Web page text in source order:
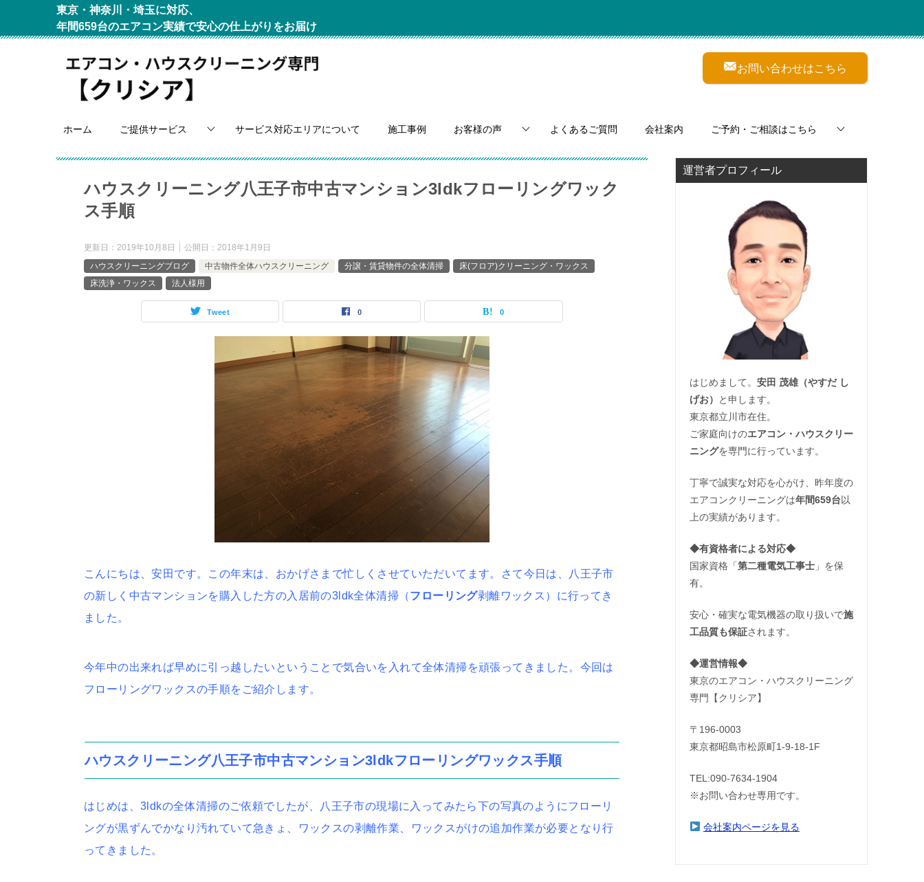
東京・神奈川・埼玉に対応、
年間659台のエアコン実績で安心の仕上がりをお届け
お問い合わせはこちら
ホーム ご提供サービス サービス対応エリアについて 施工事例 お客様の声 よくあるご質問 会社案内 ご予約・ご相談はこちら
ハウスクリーニング八王子市中古マンション3ldkフローリングワック
ス手順
更新日： 2019年10月8日 公開日： 2018年1月9日
ハウスクリーニングブログ
中古物件全体ハウスクリーニング 分譲・賃貸物件の全体清掃
床(フロア)クリーニング・ワックス
床洗浄・ワックス
法人様用
Tweet 0 0
こんにちは、安田です。この年末は、おかげさまで忙しくさせていただいてます。さて今日は、八王子市
の新しく中古マンションを購入した方の入居前の3ldk全体清掃（フローリング剥離ワックス）に行ってき
ました。
今年中の出来れば早めに引っ越したいということで気合いを入れて全体清掃を頑張ってきました。今回は
フローリングワックスの手順をご紹介します。
ハウスクリーニング八王子市中古マンション3ldkフローリングワックス手順
はじめは、3ldkの全体清掃のご依頼でしたが、八王子市の現場に入ってみたら下の写真のようにフローリ
ングが黒ずんでかなり汚れていて急きょ、ワックスの剥離作業、ワックスがけの追加作業が必要となり行
ってきました。
運営者プロフィール
はじめまして。 安田 茂雄（やすだ し
げお）
と申します。
東京都立川市在住。
ご家庭向けのエアコン・ハウスクリー
ニングを専門に行っています。
丁寧で誠実な対応を心がけ、昨年度の
エアコンクリーニングは年間659台以
上の実績があります。
◆有資格者による対応◆
国家資格「第二種電気工事士 」を保
有。
安心・確実な電気機器の取り扱いで施
工品質も保証されます。
◆運営情報◆
東京のエアコン・ハウスクリーニング
専門【クリシア】
〒196-0003
東京都昭島市松原町1-9‐18‐1F
TEL:090-7634-1904
※お問い合わせ専用です。
会社案内ページを見る